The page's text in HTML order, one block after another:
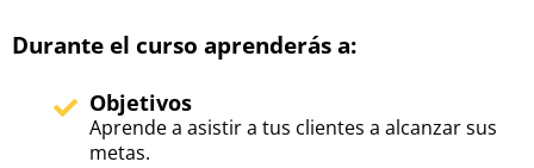
Durante el curso aprenderás a:
Objetivos
Aprende a asistir a tus clientes a alcanzar sus
metas.